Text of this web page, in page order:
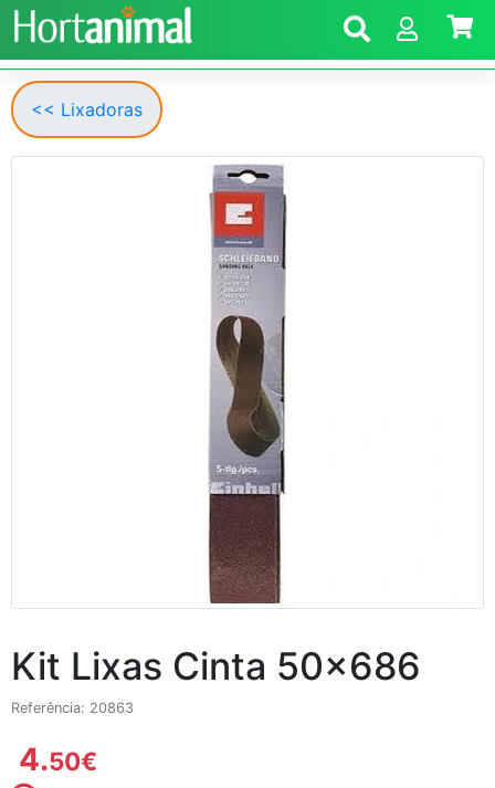
<< Lixadoras
Kit Lixas Cinta 50x686
Referência: 20863
4.50€